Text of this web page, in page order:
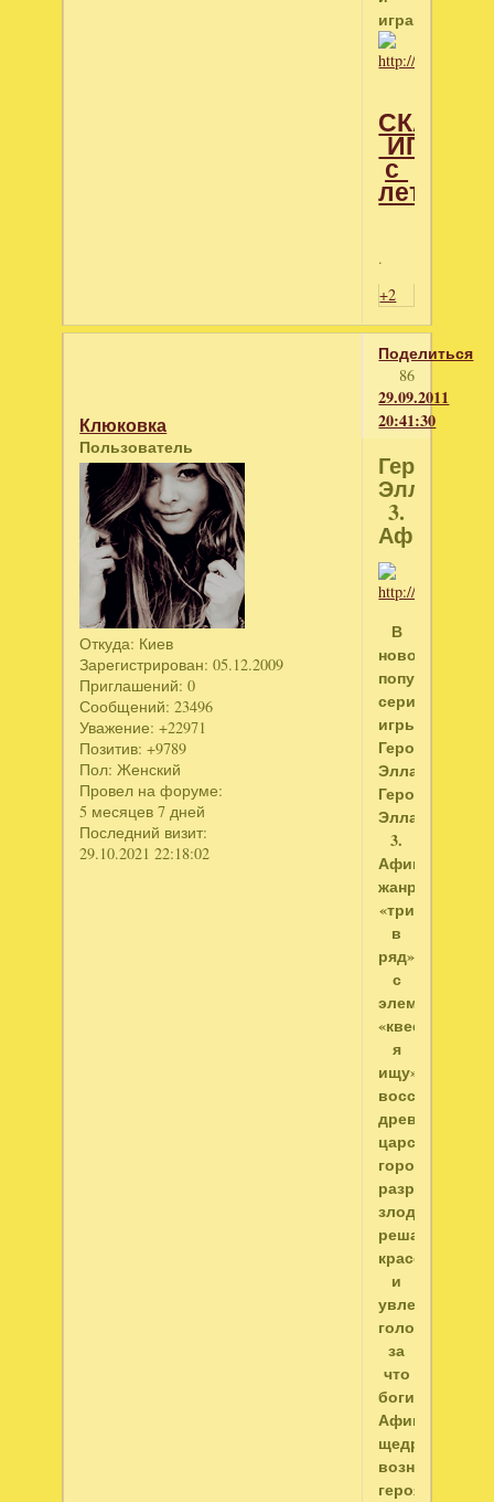
играй
ИГРУ
с
летитбит
.
+2
Поделиться
86
29.09.2011
20:41:30
Клюковка
Пользователь
Откуда: Киев
Зарегистрирован: 05.12.2009
Приглашений: 0
Сообщений: 23496
Уважение: +22971
Позитив: +9789
Пол: Женский
Провел на форуме:
5 месяцев 7 дней
Последний визит:
29.10.2021 22:18:02
Герои
Эллады
3.
Афины
В
новой
серии
игры
Герои
Эллады,
Герои
Эллады
3.
Афины,
жанра
«три
в
ряд»
с
элементами
«квест
я
ищу»,
восстановите
древний
царственный
город,
разрушенные
злодеем,
решая
красочные
и
головоломки,
за
что
богиня
Афина
щедро
вознаградит
героя!